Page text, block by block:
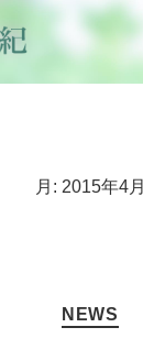
月: 2015年4月
カ
テ
NEWS